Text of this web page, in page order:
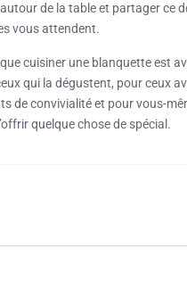
de la table et partager ce
vous attendent.
que cuisiner une blanquette est
qui la dégustent, pour ceux
de convivialité et pour vous-
quelque chose de spécial.